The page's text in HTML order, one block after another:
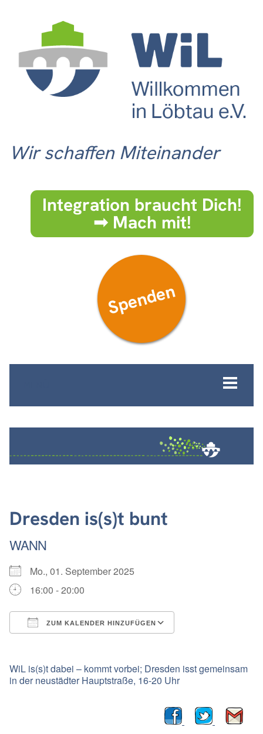
Wir schaffen Miteinander
Integration braucht Dich!
➟ Mach mit!
Spenden
Dresden is(s)t bunt
WANN
Mo., 01. September 2025
16:00 - 20:00
ZUM KALENDER HINZUFÜGEN
WiL is(s)t dabei – kommt vorbei; Dresden isst gemeinsam
in der neustädter Hauptstraße, 16-20 Uhr